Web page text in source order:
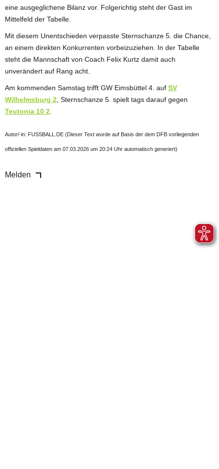
eine ausgeglichene Bilanz vor. Folgerichtig steht der Gast im
Mittelfeld der Tabelle.
Mit diesem Unentschieden verpasste Sternschanze 5. die Chance,
an einem direkten Konkurrenten vorbeizuziehen. In der Tabelle
steht die Mannschaft von Coach Felix Kurtz damit auch
unverändert auf Rang acht.
Am kommenden Samstag trifft GW Eimsbüttel 4. auf SV
Wilhelmsburg 2 , Sternschanze 5. spielt tags darauf gegen
Teutonia 10 2
Autor/-in: FUSSBALL.DE (Dieser Text wurde auf Basis der dem DFB vorliegenden
offiziellen Spieldaten am 07.03.2026 um 20:24 Uhr automatisch generiert)
Melden